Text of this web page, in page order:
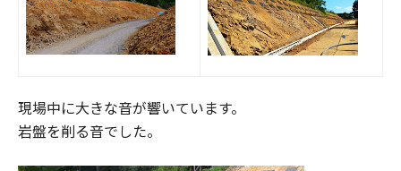
現場中に大きな音が響いています。
岩盤を削る音でした。